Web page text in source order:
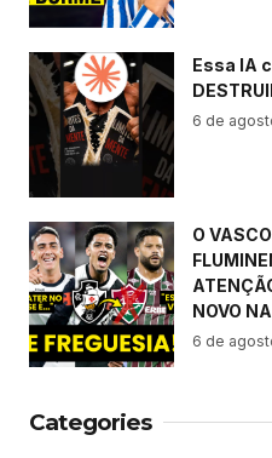
Essa IA
6 de
O
NOVO
6 de
Categories